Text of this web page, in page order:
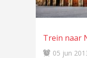
Trein naar
05 jun